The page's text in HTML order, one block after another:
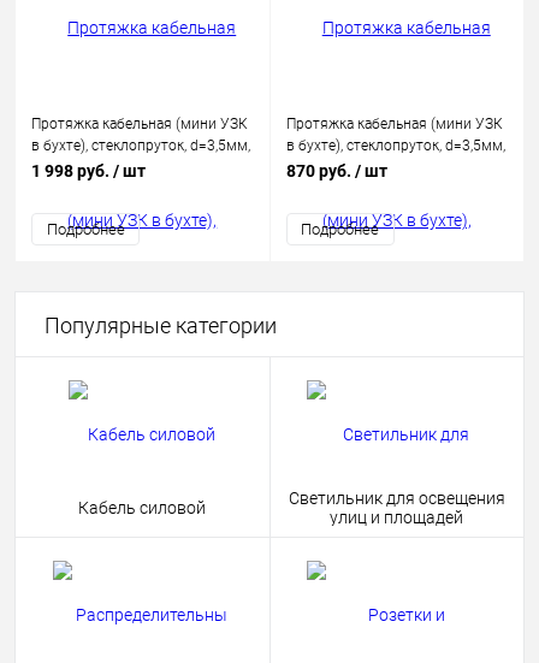
Протяжка кабельная (мини УЗК
в бухте), стеклопруток, d=3,5мм,
25м КРАСНАЯ
1 998 руб. / шт
Подробнее
Протяжка кабельная (мини УЗК
в бухте), стеклопруток, d=3,5мм,
7м КРАСНАЯ
870 руб. / шт
Подробнее
Популярные категории
Кабель силовой
Светильник для освещения
улиц и площадей